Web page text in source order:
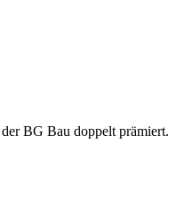
BG Bau doppelt prämiert.